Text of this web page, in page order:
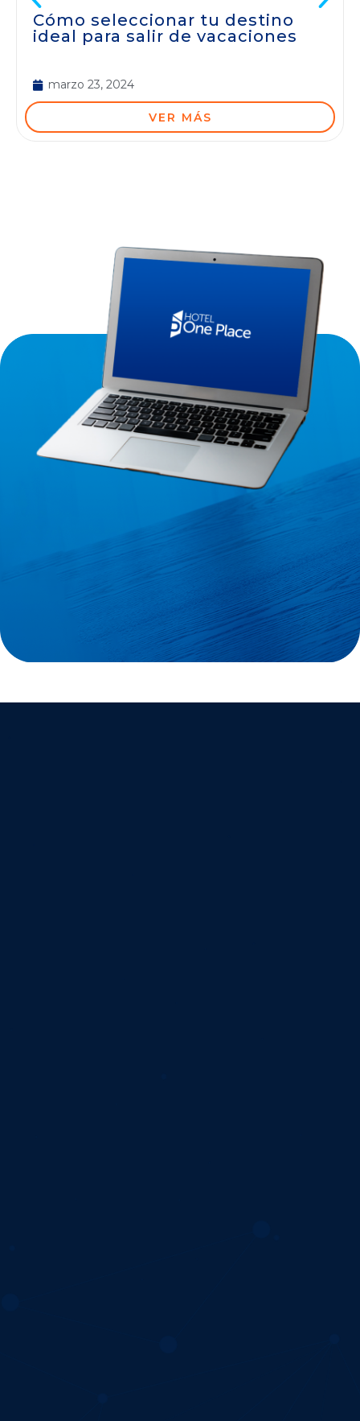
Cómo seleccionar tu destino
ideal para salir de vacaciones
marzo 23, 2024
VER MÁS